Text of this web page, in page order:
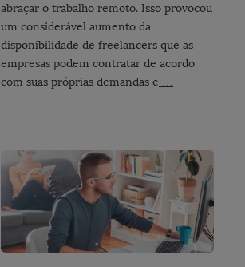
abraçar o trabalho remoto. Isso provocou
um considerável aumento da
disponibilidade de freelancers que as
empresas podem contratar de acordo
com suas próprias demandas e …